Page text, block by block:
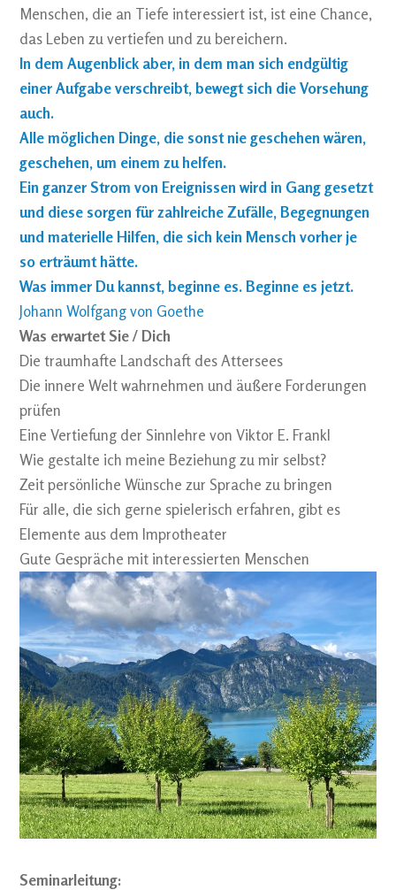
Menschen, die an Tiefe interessiert ist, ist eine Chance,
das Leben zu vertiefen und zu bereichern.
In dem Augenblick aber, in dem man sich endgültig
einer Aufgabe verschreibt, bewegt sich die Vorsehung
auch.
Alle möglichen Dinge, die sonst nie geschehen wären,
geschehen, um einem zu helfen.
Ein ganzer Strom von Ereignissen wird in Gang gesetzt
und diese sorgen für zahlreiche Zufälle, Begegnungen
und materielle Hilfen, die sich kein Mensch vorher je
so erträumt hätte.
Was immer Du kannst, beginne es. Beginne es jetzt.
Johann Wolfgang von Goethe
Was erwartet Sie / Dich
Die traumhafte Landschaft des Attersees
Die innere Welt wahrnehmen und äußere Forderungen
prüfen
Eine Vertiefung der Sinnlehre von Viktor E. Frankl
Wie gestalte ich meine Beziehung zu mir selbst?
Zeit persönliche Wünsche zur Sprache zu bringen
Für alle, die sich gerne spielerisch erfahren, gibt es
Elemente aus dem Improtheater
Gute Gespräche mit interessierten Menschen
Seminarleitung: